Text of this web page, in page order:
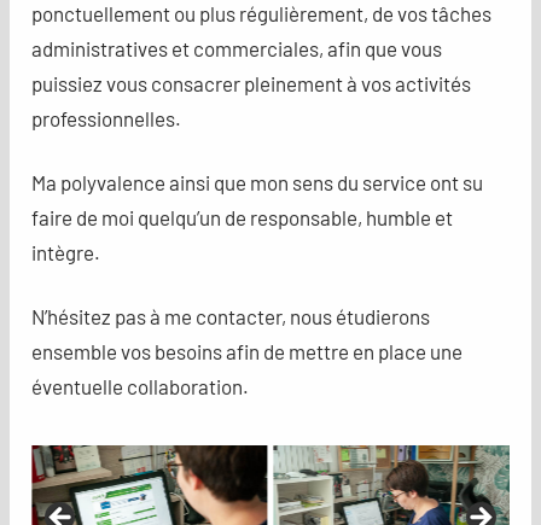
ponctuellement ou plus régulièrement, de vos tâches
administratives et commerciales, afin que vous
puissiez vous consacrer pleinement à vos activités
professionnelles.
Ma polyvalence ainsi que mon sens du service ont su
faire de moi quelqu’un de responsable, humble et
intègre.
N’hésitez pas à me contacter, nous étudierons
ensemble vos besoins afin de mettre en place une
éventuelle collaboration.